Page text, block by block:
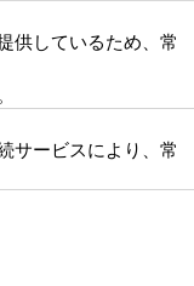
供しているため、常
サービスにより、常